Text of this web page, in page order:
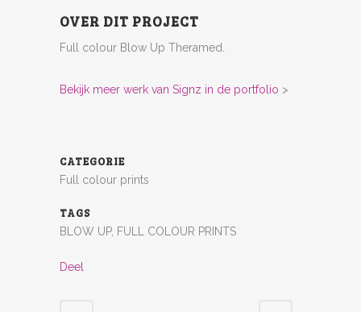
OVER DIT PROJECT
Full colour Blow Up Theramed.
Bekijk meer werk van Signz in de portfolio >
CATEGORIE
Full colour prints
TAGS
BLOW UP, FULL COLOUR PRINTS
Deel